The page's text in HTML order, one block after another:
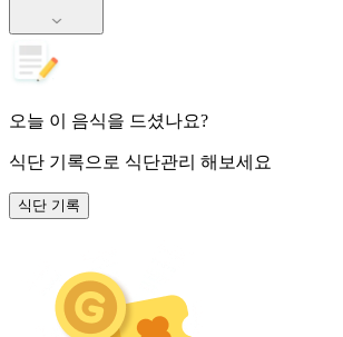
오늘 이 음식을 드셨나요?
식단 기록으로 식단관리 해보세요
식단 기록